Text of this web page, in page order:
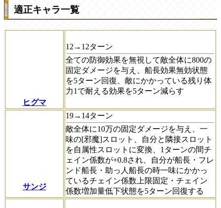
適正キャラ一覧
ヒグマ
12→12ターン
全ての防御効果を無視して敵全体に800の
固定ダメージを与え、船長効果無効状態
を5ターン回復、敵にかかっている残り体
力1で耐える効果を5ターン減らす
サンジ
19→14ターン
敵全体に10万の固定ダメージを与え、一
味の[邪魔]スロット、自分と隣接スロット
を自属性スロットに変換、1ターンの間チ
ェイン係数が+0.8され、自分が船長・フレ
ンド船長・助っ人船長の時一味にかかっ
ているチェイン係数上限固定・チェイン
係数増加量低下状態を5ターン回復する